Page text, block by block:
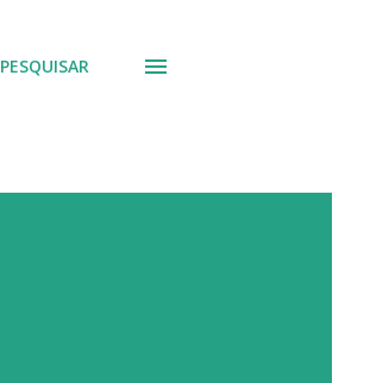
PESQUISAR